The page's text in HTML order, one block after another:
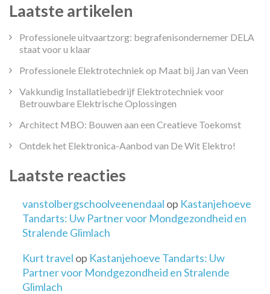
Laatste artikelen
Professionele uitvaartzorg: begrafenisondernemer DELA
staat voor u klaar
Professionele Elektrotechniek op Maat bij Jan van Veen
Vakkundig Installatiebedrijf Elektrotechniek voor
Betrouwbare Elektrische Oplossingen
Architect MBO: Bouwen aan een Creatieve Toekomst
Ontdek het Elektronica-Aanbod van De Wit Elektro!
Laatste reacties
vanstolbergschoolveenendaal op Kastanjehoeve
Tandarts: Uw Partner voor Mondgezondheid en
Stralende Glimlach
Kurt travel op Kastanjehoeve Tandarts: Uw
Partner voor Mondgezondheid en Stralende
Glimlach